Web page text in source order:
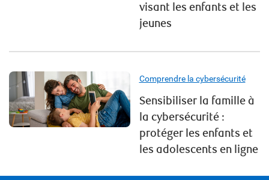
visant les enfants et les
jeunes
Comprendre la cybersécurité
Sensibiliser la famille à
la cybersécurité :
protéger les enfants et
les adolescents en ligne